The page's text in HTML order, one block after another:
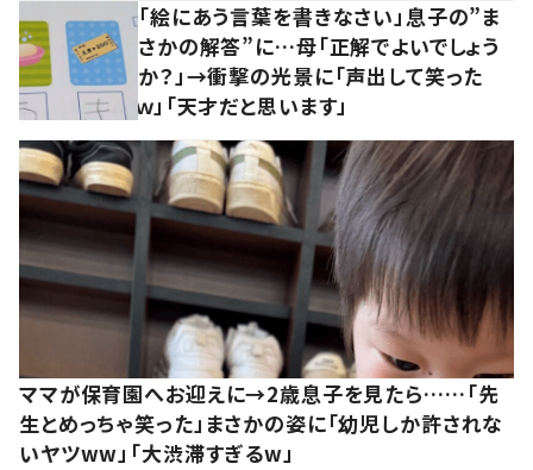
「絵にあう言葉を書きなさい」息子の”ま
さかの解答”に…母「正解でよいでしょう
か？」→衝撃の光景に「声出して笑った
ｗ」「天才だと思います」
ママが保育園へお迎えに→2歳息子を見たら……「先
生とめっちゃ笑った」まさかの姿に「幼児しか許されな
いヤツww」「大渋滞すぎるw」